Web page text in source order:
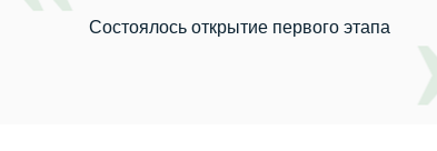
Состоялось открытие первого этапа